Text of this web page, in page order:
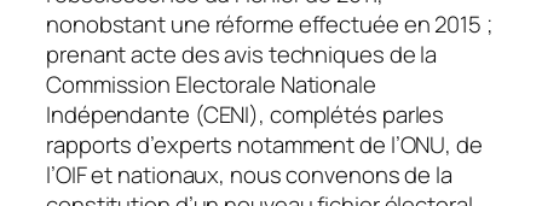
nonobstant une réforme effectuée en 2015 ;
prenant acte des avis techniques de la
Commission Electorale Nationale
Indépendante (CENI), complétés parles
rapports d’experts notamment de l’ONU, de
l’OIF et nationaux, nous convenons de la